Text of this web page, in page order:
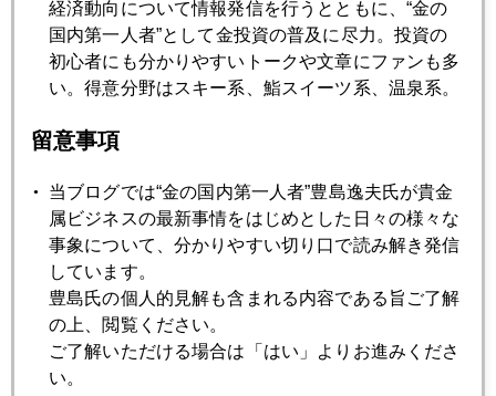
2025年10月22日
金暴落、過去最大の下げ、何が起こったのか
2025年10月21日
日経平均５００００円、金５０００ドルの現実味
2025年10月20日
貴金属セクター、久々の急反落
2025年10月17日
嫌な予感が現実に
経済動向について情報発信を行うとともに、“金の
国内第一人者”として金投資の普及に尽力。投資の
初心者にも分かりやすいトークや文章にファンも多
い。得意分野はスキー系、鮨スイーツ系、温泉系。
留意事項
当ブログでは“金の国内第一人者”豊島逸夫氏が貴金
属ビジネスの最新事情をはじめとした日々の様々な
事象について、分かりやすい切り口で読み解き発信
しています。
豊島氏の個人的見解も含まれる内容である旨ご了解
の上、閲覧ください。
ご了解いただける場合は「はい」よりお進みくださ
い。